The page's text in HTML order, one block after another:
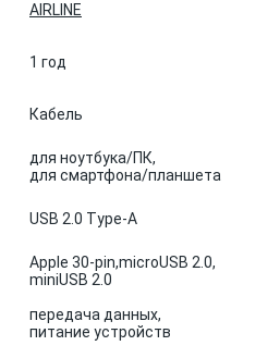
AIRLINE
1 год
Кабель
для ноутбука/ПК,
для смартфона/планшета
USB 2.0 Type-A
Apple 30-pin,microUSB 2.0,
miniUSB 2.0
передача данных,
питание устройств